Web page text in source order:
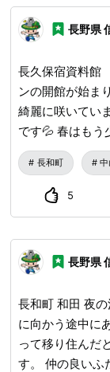
長野県
長久保宿資料館
ンの開館が始まりました✨ 一福処
綺麗に咲いてい
です💦 春はも
長和町 中
5
長野県
長和町 和田 夜の池（
に向かう途中に
って移り住んだ
す。 仲の良